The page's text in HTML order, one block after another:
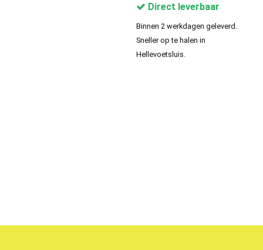
Direct leverbaar
Binnen 2 werkdagen geleverd.
Sneller op te halen in
Hellevoetsluis.